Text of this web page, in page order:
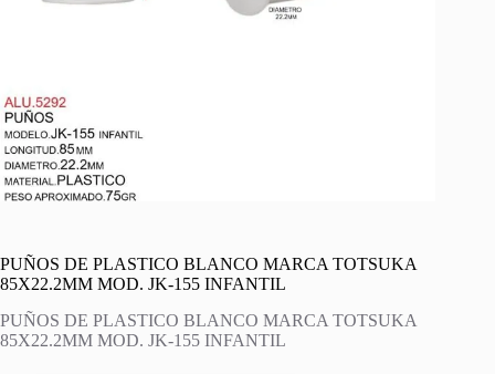
PUÑOS DE PLASTICO BLANCO MARCA TOTSUKA
85X22.2MM MOD. JK-155 INFANTIL
PUÑOS DE PLASTICO BLANCO MARCA TOTSUKA
85X22.2MM MOD. JK-155 INFANTIL